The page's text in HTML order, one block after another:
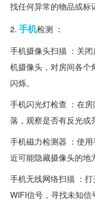
找任何异常的物品或标
2. 手机检测 ：
手机摄像头扫描 ：关
机摄像头，对房间各个
闪烁。
手机闪光灯检查 ：在
落，观察是否有反光或
手机磁力检测器 ：使
近可能隐藏摄像头的地
手机无线网络扫描 ：
WIFI信号，寻找未知信